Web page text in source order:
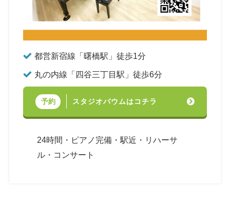
都営新宿線「曙橋駅」徒歩1分
丸の内線「四谷三丁目駅」徒歩6分
予約 スタジオバウムはコチラ
24時間・ピアノ完備・駅近・リハーサ
ル・コンサート